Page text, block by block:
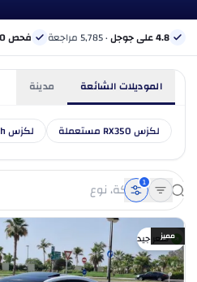
4.8 على جوجل · 5,785 مراجعة فحص 200 نقطة
الموديلات الشائعة مدينة
لكزس RX350 مستعملة لكزس RX350h مستعملة
1
سعر جيدمميز